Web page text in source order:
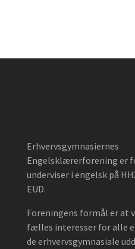
Erhvervsgymnasiernes
Engelsklærerforening er
underviser i engelsk på
EUD.
Foreningens formål er at
fælles interesser for alle
de erhvervsgymnasiale